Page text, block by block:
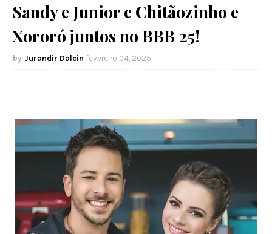
Sandy e Junior e Chitãozinho e
Xororó juntos no BBB 25!
Jurandir Dalcin fevereiro 04, 2025